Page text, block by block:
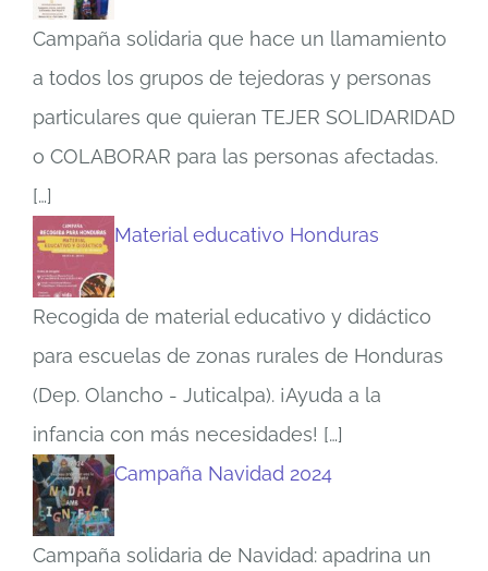
Campaña solidaria que hace un llamamiento
a todos los grupos de tejedoras y personas
particulares que quieran TEJER SOLIDARIDAD
o COLABORAR para las personas afectadas.
[…]
Material educativo Honduras
Recogida de material educativo y didáctico
para escuelas de zonas rurales de Honduras
(Dep. Olancho - Juticalpa). ¡Ayuda a la
infancia con más necesidades! […]
Campaña Navidad 2024
Campaña solidaria de Navidad: apadrina un